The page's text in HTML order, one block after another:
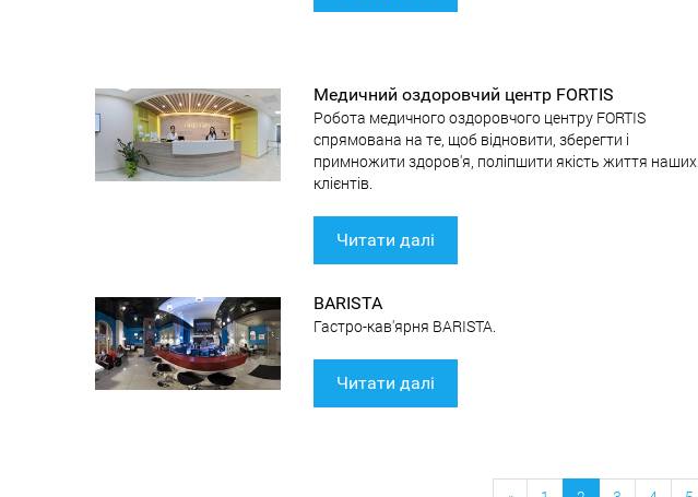
Медичний оздоровчий центр FORTIS
Робота медичного оздоровчого центру FORTIS
спрямована на те, щоб відновити, зберегти і
примножити здоров'я, поліпшити якість життя наших
клієнтів.
Читати далі
BARISTA
Гастро-кав'ярня BARISTA.
Читати далі